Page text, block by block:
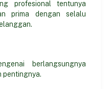
profesional tentunya
prima dengan selalu
berlangsungnya
pentingnya.